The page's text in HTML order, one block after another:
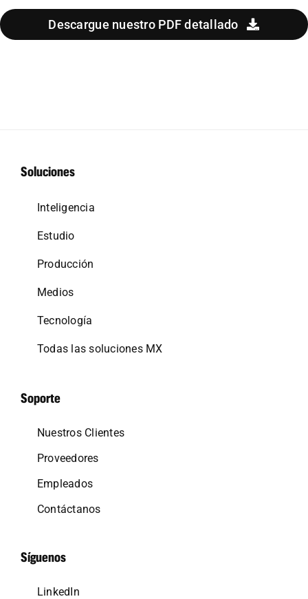
Descargue nuestro PDF detallado
Soluciones
Inteligencia
Estudio
Producción
Medios
Tecnología
Todas las soluciones MX
Soporte
Nuestros Clientes
Proveedores
Empleados
Contáctanos
Síguenos
LinkedIn